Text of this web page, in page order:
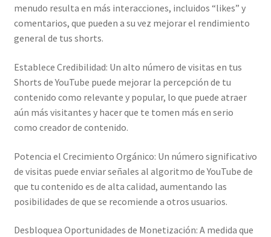
menudo resulta en más interacciones, incluidos “likes” y
comentarios, que pueden a su vez mejorar el rendimiento
general de tus shorts.
Establece Credibilidad: Un alto número de visitas en tus
Shorts de YouTube puede mejorar la percepción de tu
contenido como relevante y popular, lo que puede atraer
aún más visitantes y hacer que te tomen más en serio
como creador de contenido.
Potencia el Crecimiento Orgánico: Un número significativo
de visitas puede enviar señales al algoritmo de YouTube de
que tu contenido es de alta calidad, aumentando las
posibilidades de que se recomiende a otros usuarios.
Desbloquea Oportunidades de Monetización: A medida que